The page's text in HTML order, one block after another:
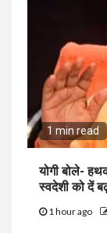
1 min read
योगी बोले-
स्वदेशी को दें
1 hour ago